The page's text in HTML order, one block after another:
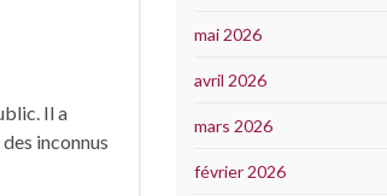
Il a
inconnus
mai 2026
avril 2026
mars 2026
février 2026